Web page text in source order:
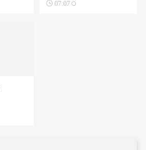
 07:07